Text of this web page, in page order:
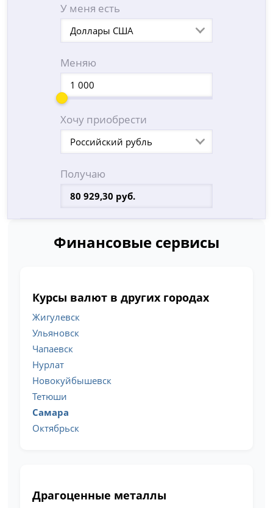
У меня есть
Доллары США
Меняю
Хочу приобрести
Российский рубль
Получаю
Финансовые сервисы
Курсы валют в других городах
Жигулевск
Ульяновск
Чапаевск
Нурлат
Новокуйбышевск
Тетюши
Самара
Октябрьск
Драгоценные металлы